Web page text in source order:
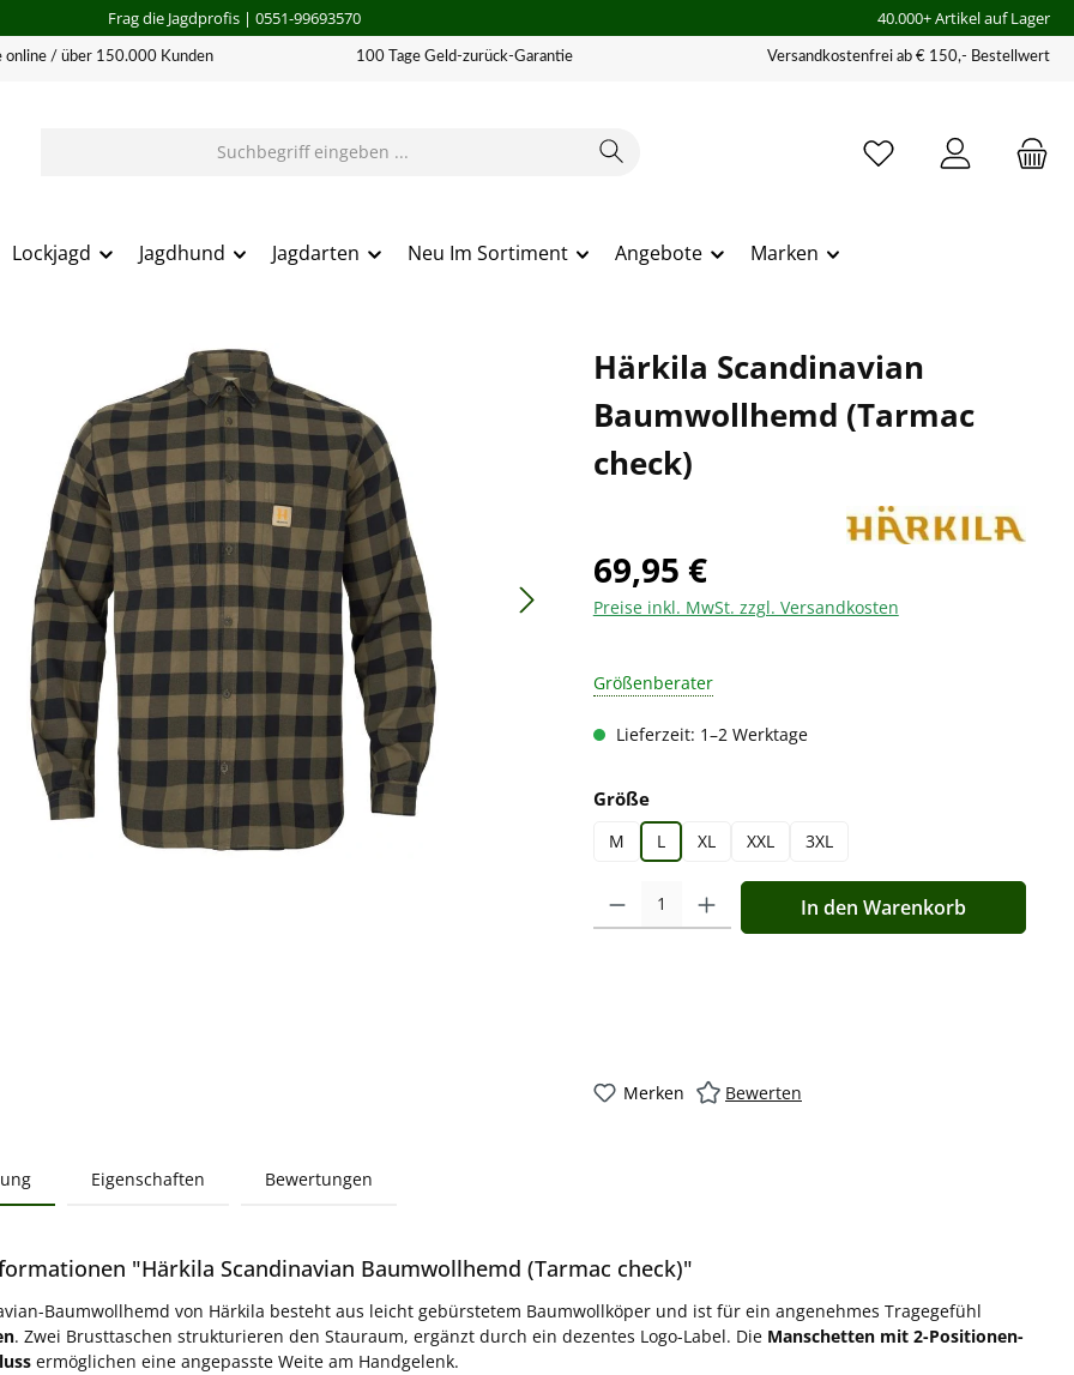
Frag die Jagdprofis| 0551-99693570 40.000+ Artikel auf Lager
online / über 150.000 Kunden 100 Tage Geld-zurück-Garantie Versandkostenfrei ab € 150,- Bestellwert
Lockjagd Jagdhund Jagdarten Neu Im Sortiment Angebote Marken
Härkila Scandinavian
Baumwollhemd (Tarmac
check)
69,95 €
Preise inkl. MwSt. zzgl. Versandkosten
Größenberater
Lieferzeit: 1–2 Werktage
Größeauswählen
M L XL XXL 3XL
Produkt Anzahl: Gib den gewünschten Wert ein oder
In den Warenkorb
Merken Bewerten
Eigenschaften Bewertungen
"Härkila Scandinavian Baumwollhemd (Tarmac check)"
Baumwollhemd von Härkila besteht aus leicht gebürstetem Baumwollköper und ist für ein angenehmes Tragegefühl
. Zwei Brusttaschen strukturieren den Stauraum, ergänzt durch ein dezentes Logo-Label. Die Manschetten mit 2-Positionen-
ermöglichen eine angepasste Weite am Handgelenk.